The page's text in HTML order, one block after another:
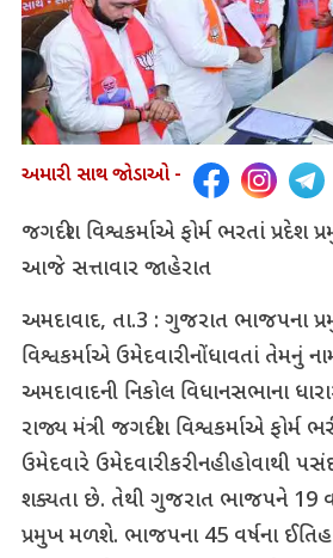
અમારી સાથ જોડાઓ -
જગદીશ વિશ્વકર્માએ ફોર્મ ભરતાં પ્રદેશ
આજે સત્તાવાર જાહેરાત
અમદાવાદ, તા.3 : ગુજરાત ભાજપના
વિશ્વકર્માએ ઉમેદવારી નોંધાવતાં તેમનું
અમદાવાદની નિકોલ વિધાનસભાના
રાજ્ય મંત્રી જગદીશ વિશ્વકર્માએ ફોર્મ
ઉમેદવારે ઉમેદવારી કરી નહી હોવાથી
શક્યતા છે. તેથી ગુજરાત ભાજપને 19
પ્રમુખ મળશે. ભાજપના 45 વર્ષના